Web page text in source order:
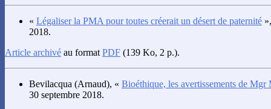
« Légaliser la PMA pour toutes créerait un désert de paternité
2018.
Article archivé au format PDF (139 Ko, 2 p.).
Bevilacqua (Arnaud), « Bioéthique, les avertissements de
30 septembre 2018.